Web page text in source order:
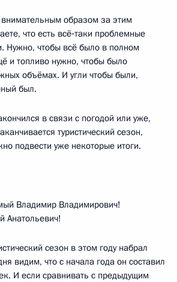
образом за этим
что есть всё‑таки проблемные
Нужно, чтобы всё было в полном
и топливо нужно, чтобы было
объёмах. И угли чтобы были,
был.
в связи с погодой или уже,
туристический сезон,
подвести уже некоторые итоги.
Владимир Владимирович!
Анатольевич!
сезон в этом году набрал
видим, что с начала года он составил
И если сравнивать с предыдущим